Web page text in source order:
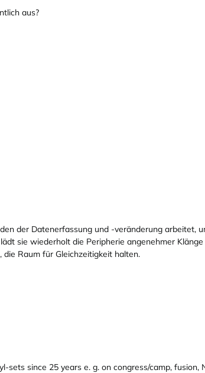
aus?
der Datenerfassung und -veränderung arbeitet,
sie wiederholt die Peripherie angenehmer
Raum für Gleichzeitigkeit halten.
since 25 years e. g. on congress/camp, fusion,